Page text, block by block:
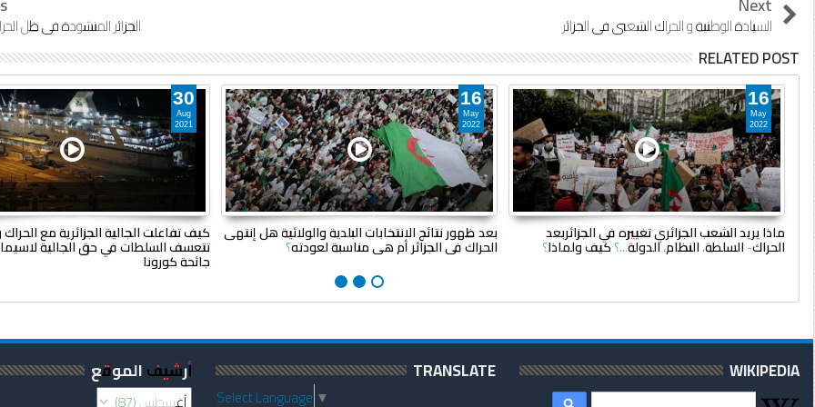
السيادة الوطنية و الحراك الشعبي في الجزائر الجزائر المنشودة في ظل
RELATED POST
16
May
2022
ماذا يريد الشعب الجزائري تغييره في الجزائربعد
الحراك- السلطة، النظام، الدولة...؟ كيف ولماذا؟
16
May
2022
بعد ظهور نتائج الانتخابات البلدية والولائية هل إنتهى
الحراك في الجزائر أم هي مناسبة لعودته؟
30
Aug
2021
كيف تفاعلت الجالية الجزائرية مع الحراك
تتعسف السلطات في حق الجالية
جائحة كورونا
WIKIPEDIA
TRANSLATE
Select Language ▼
أرشيف الموقع